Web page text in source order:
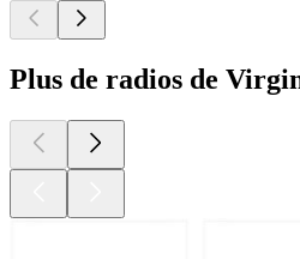
Plus de radios de